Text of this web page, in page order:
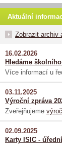
Aktuální
Zobrazit archiv
16.02.2026
Hledáme
Více informací u
03.11.2025
Výroční zpráva
Zveřejňujeme
02.09.2025
Karty ISIC -